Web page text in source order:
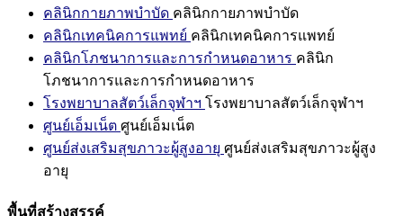
คลินิกกายภาพบำบัด คลินิกกายภาพบำบัด
คลินิกเทคนิคการแพทย์ คลินิกเทคนิคการแพทย์
คลินิกโภชนาการและการกำหนดอาหาร คลินิก
โภชนาการและการกำหนดอาหาร
โรงพยาบาลสัตว์เล็กจุฬาฯ โรงพยาบาลสัตว์เล็กจุฬาฯ
ศูนย์เอ็มเน็ต ศูนย์เอ็มเน็ต
ศูนย์ส่งเสริมสุขภาวะผู้สูงอายุ ศูนย์ส่งเสริมสุขภาวะผู้สูง
อายุ
พื้นที่สร้างสรรค์